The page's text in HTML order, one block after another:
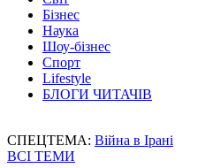
Бізнес
Наука
Шоу-бізнес
Спорт
Lifestyle
БЛОГИ ЧИТАЧІВ
СПЕЦТЕМА: Війна в Ірані
ВСІ ТЕМИ